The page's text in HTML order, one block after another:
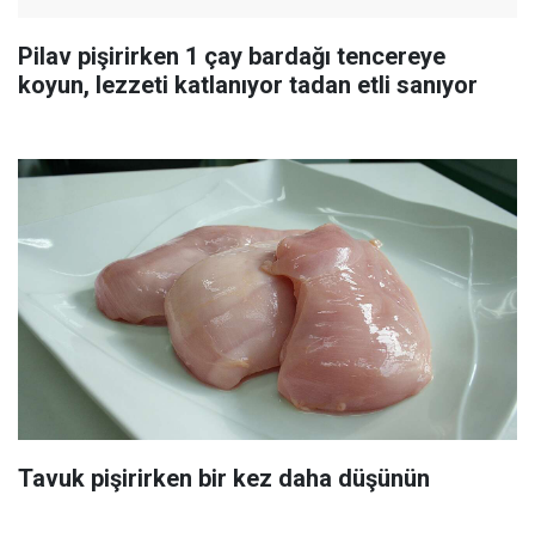
Pilav pişirirken 1 çay bardağı tencereye
koyun, lezzeti katlanıyor tadan etli sanıyor
Tavuk pişirirken bir kez daha düşünün